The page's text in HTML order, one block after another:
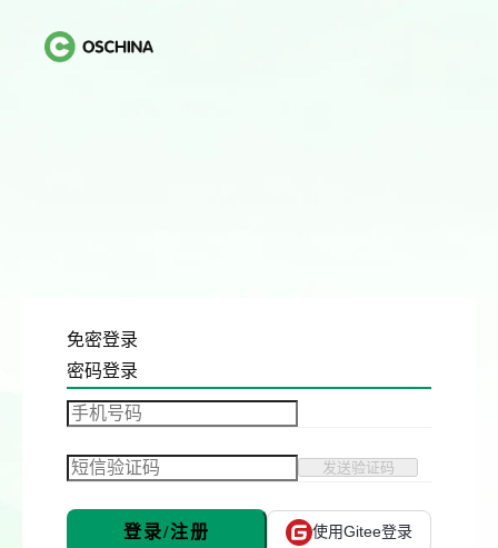
免密登录
密码登录
发送验证码
登录/注册 使用Gitee登录